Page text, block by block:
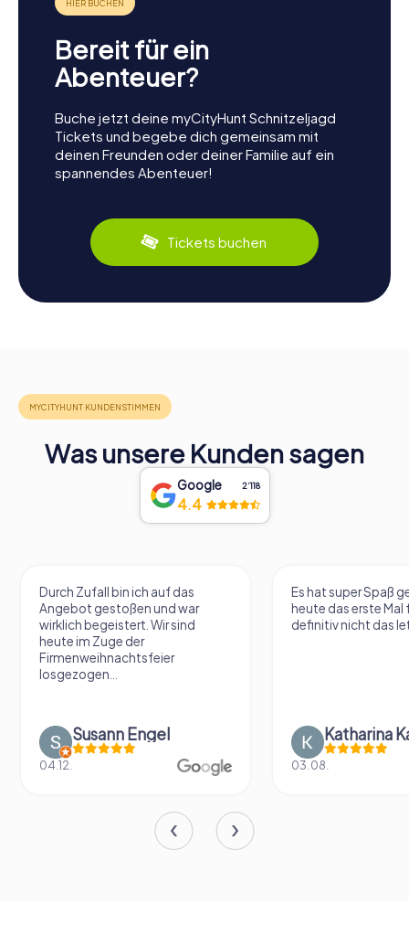
Bereit für ein
Abenteuer?
Buche jetzt deine myCityHunt Schnitzeljagd
Tickets und begebe dich gemeinsam mit
deinen Freunden oder deiner Familie auf ein
spannendes Abenteuer!
Tickets buchen
Was unsere Kunden sagen
Google 2‘118
4.4
Durch Zufall bin ich auf das
Angebot gestoßen und war
wirklich begeistert. Wir sind
heute im Zuge der
Firmenweihnachtsfeier
losgezogen...
Susann Engel
04.12.
Es hat super Spaß
heute das erste Mal
definitiv nicht das
Katharina
03.08.